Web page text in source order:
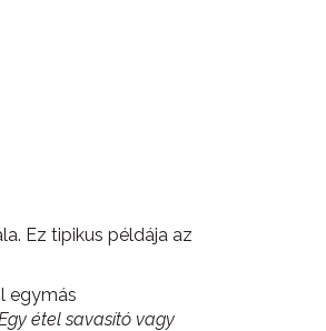
Ez tipikus példája az
egymás
étel savasító vagy